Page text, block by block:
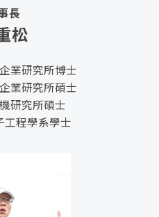
長
松
業研究所博士
業研究所碩士
研究所碩士
工程學系學士